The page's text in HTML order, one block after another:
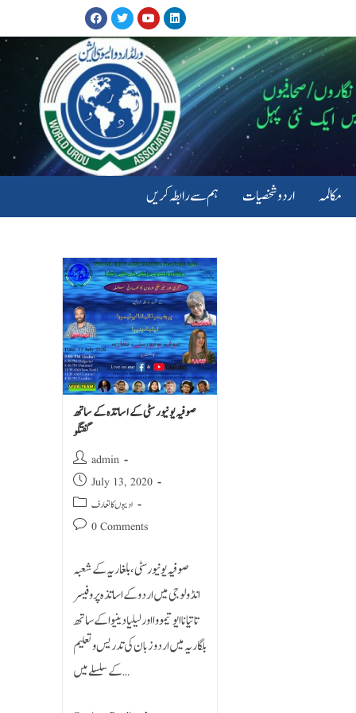
مکالمہ اردو شخصیات ہم سے رابطہ کریں
صوفیہ یونیورسٹی کے اساتذہ کے ساتھ
گفتگو
admin
July 13, 2020
ادیبوں کا تعارف
0 Comments
صوفیہ یونیورسٹی ، بلغاریہ کے شعبہ
انڈولوجی میں اردو کے اساتذہ پروفیسر
تاتیانا ایوتیمووا اور لیلیا دینیوا کے ساتھ
بلگاریہ میں اردو زبان کی تدریس و تعلیم
کے سلسلے میں…